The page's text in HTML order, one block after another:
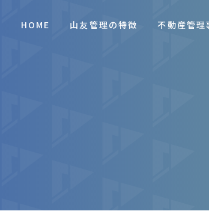
HOME 山友管理の特徴 不動産管理